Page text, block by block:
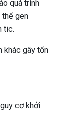
quá trình
gen
tic.
khác gây tổn
cơ khởi